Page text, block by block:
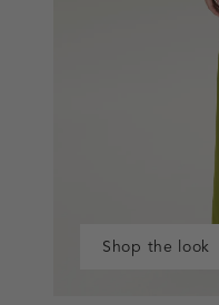
Shop the look